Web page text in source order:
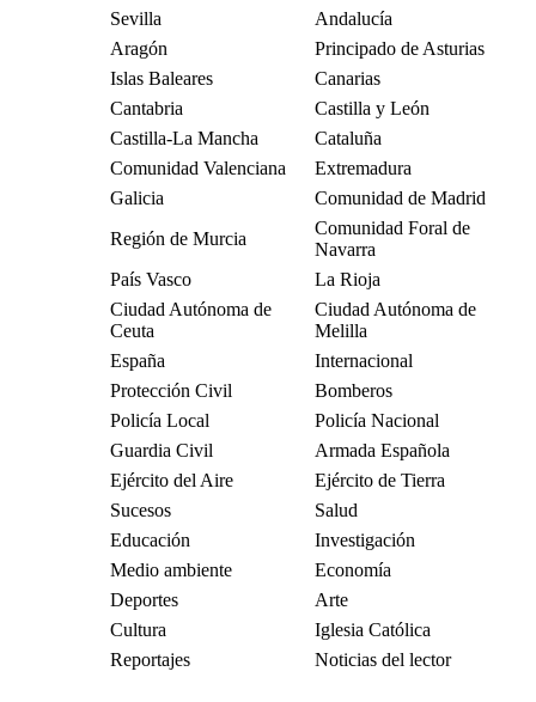
Sevilla
Andalucía
Aragón
Principado de Asturias
Islas Baleares
Canarias
Cantabria
Castilla y León
Castilla-La Mancha
Cataluña
Comunidad Valenciana
Extremadura
Galicia
Comunidad de Madrid
Región de Murcia
Comunidad Foral de
Navarra
País Vasco
La Rioja
Ciudad Autónoma de
Ceuta
Ciudad Autónoma de
Melilla
España
Internacional
Protección Civil
Bomberos
Policía Local
Policía Nacional
Guardia Civil
Armada Española
Ejército del Aire
Ejército de Tierra
Sucesos
Salud
Educación
Investigación
Medio ambiente
Economía
Deportes
Arte
Cultura
Iglesia Católica
Reportajes
Noticias del lector